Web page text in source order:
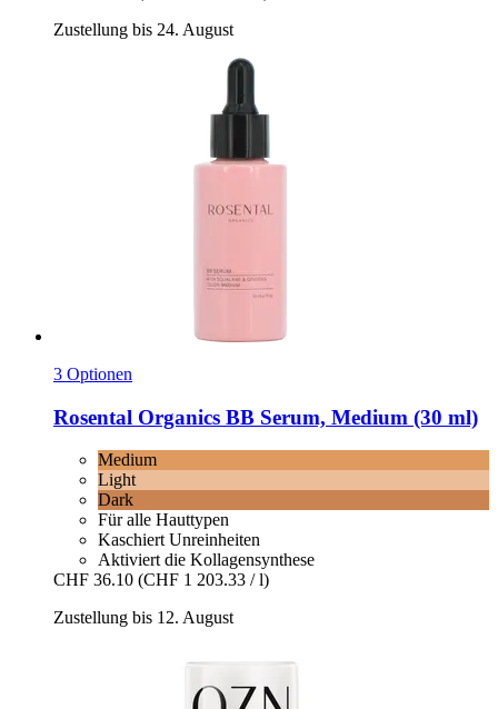
Zustellung bis 24. August
3 Optionen
Rosental Organics BB Serum, Medium (30 ml)
Medium
Light
Dark
Für alle Hauttypen
Kaschiert Unreinheiten
Aktiviert die Kollagensynthese
CHF 36.10 (CHF 1 203.33 / l)
Zustellung bis 12. August